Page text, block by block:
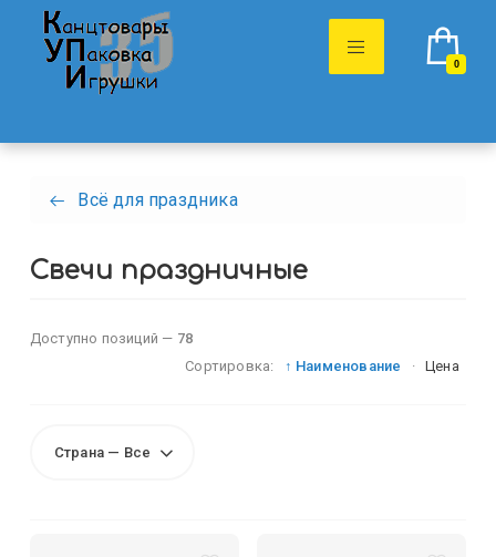
0
Всё для праздника
Свечи праздничные
Доступно позиций — 78
Сортировка:
↑ Наименование · Цена
Страна — Все